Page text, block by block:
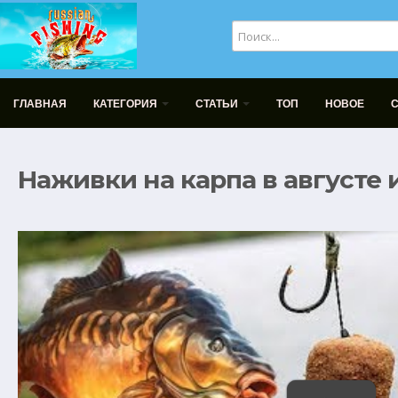
ГЛАВНАЯ КАТЕГОРИЯ СТАТЬИ ТОП НОВОЕ
Наживки на карпа в августе